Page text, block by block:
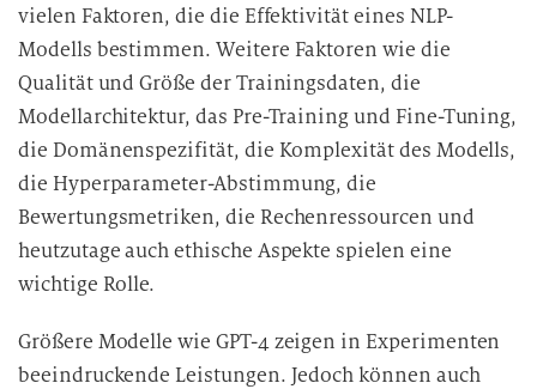
vielen Faktoren, die die Effektivität eines NLP-
Modells bestimmen. Weitere Faktoren wie die
Qualität und Größe der Trainingsdaten, die
Modellarchitektur, das Pre-Training und Fine-Tuning,
die Domänenspezifität, die Komplexität des Modells,
die Hyperparameter-Abstimmung, die
Bewertungsmetriken, die Rechenressourcen und
heutzutage auch ethische Aspekte spielen eine
wichtige Rolle.
Größere Modelle wie GPT-4 zeigen in Experimenten
beeindruckende Leistungen. Jedoch können auch